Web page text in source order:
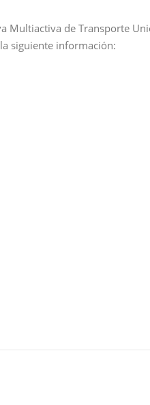
de Transporte
siguiente información: